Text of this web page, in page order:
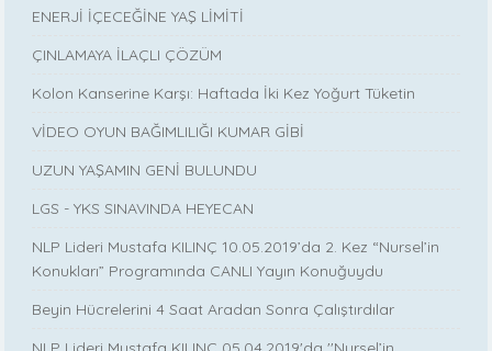
ENERJİ İÇECEĞİNE YAŞ LİMİTİ
ÇINLAMAYA İLAÇLI ÇÖZÜM
Kolon Kanserine Karşı: Haftada İki Kez Yoğurt Tüketin
VİDEO OYUN BAĞIMLILIĞI KUMAR GİBİ
UZUN YAŞAMIN GENİ BULUNDU
LGS - YKS SINAVINDA HEYECAN
NLP Lideri Mustafa KILINÇ 10.05.2019’da 2. Kez “Nursel’in
Konukları” Programında CANLI Yayın Konuğuydu
Beyin Hücrelerini 4 Saat Aradan Sonra Çalıştırdılar